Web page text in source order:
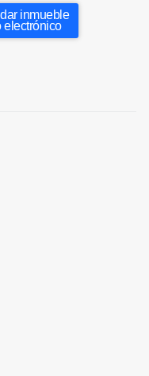
inmueble
electrónico